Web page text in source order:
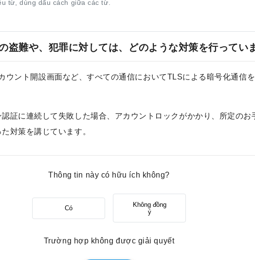
từ, dùng dấu cách giữa các từ.
盗難や、犯罪に対しては、どのような対策を行ってい
ウント開設画面など、すべての通信においてTLSによる暗号化通信
証に連続して失敗した場合、アカウントロックがかかり、所定の
対策を講じています。
Thông tin này có hữu ích không?
Có
Không đồng
ý
Trường hợp không được giải quyết